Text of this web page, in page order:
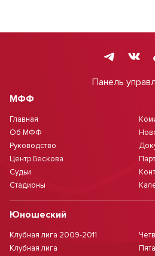
Панель
МФФ
Главная
Об МФФ
Руководство
Центр Бескова
Судьи
Стадионы
Юношеский
Клубная лига 2009-2011
Клубная лига